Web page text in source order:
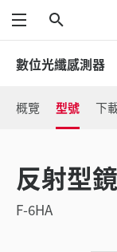
功能表
數位光纖感測器
概覽 型號 下
反射型
F-6HA